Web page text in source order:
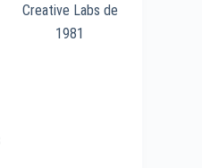
Creative Labs de
1981